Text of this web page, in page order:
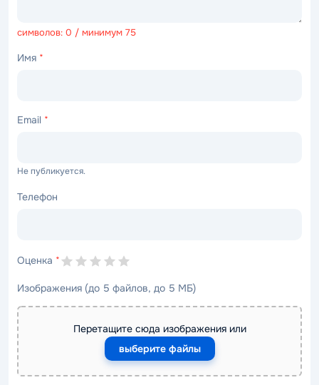
символов: 0 / минимум 75
Имя *
Email *
Не публикуется.
Телефон
Оценка *
Изображения (до 5 файлов, до 5 МБ)
Перетащите сюда изображения или
выберите файлы